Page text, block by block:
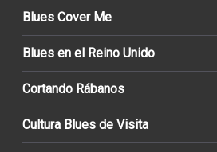
Blues Cover Me
Blues en el Reino Unido
Cortando Rábanos
Cultura Blues de Visita